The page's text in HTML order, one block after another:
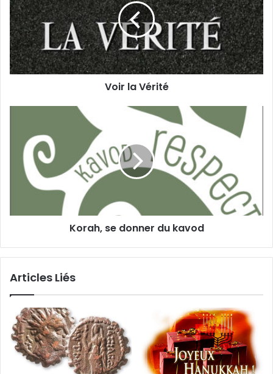
Voir la Vérité
Korah, se donner du kavod
Articles Liés